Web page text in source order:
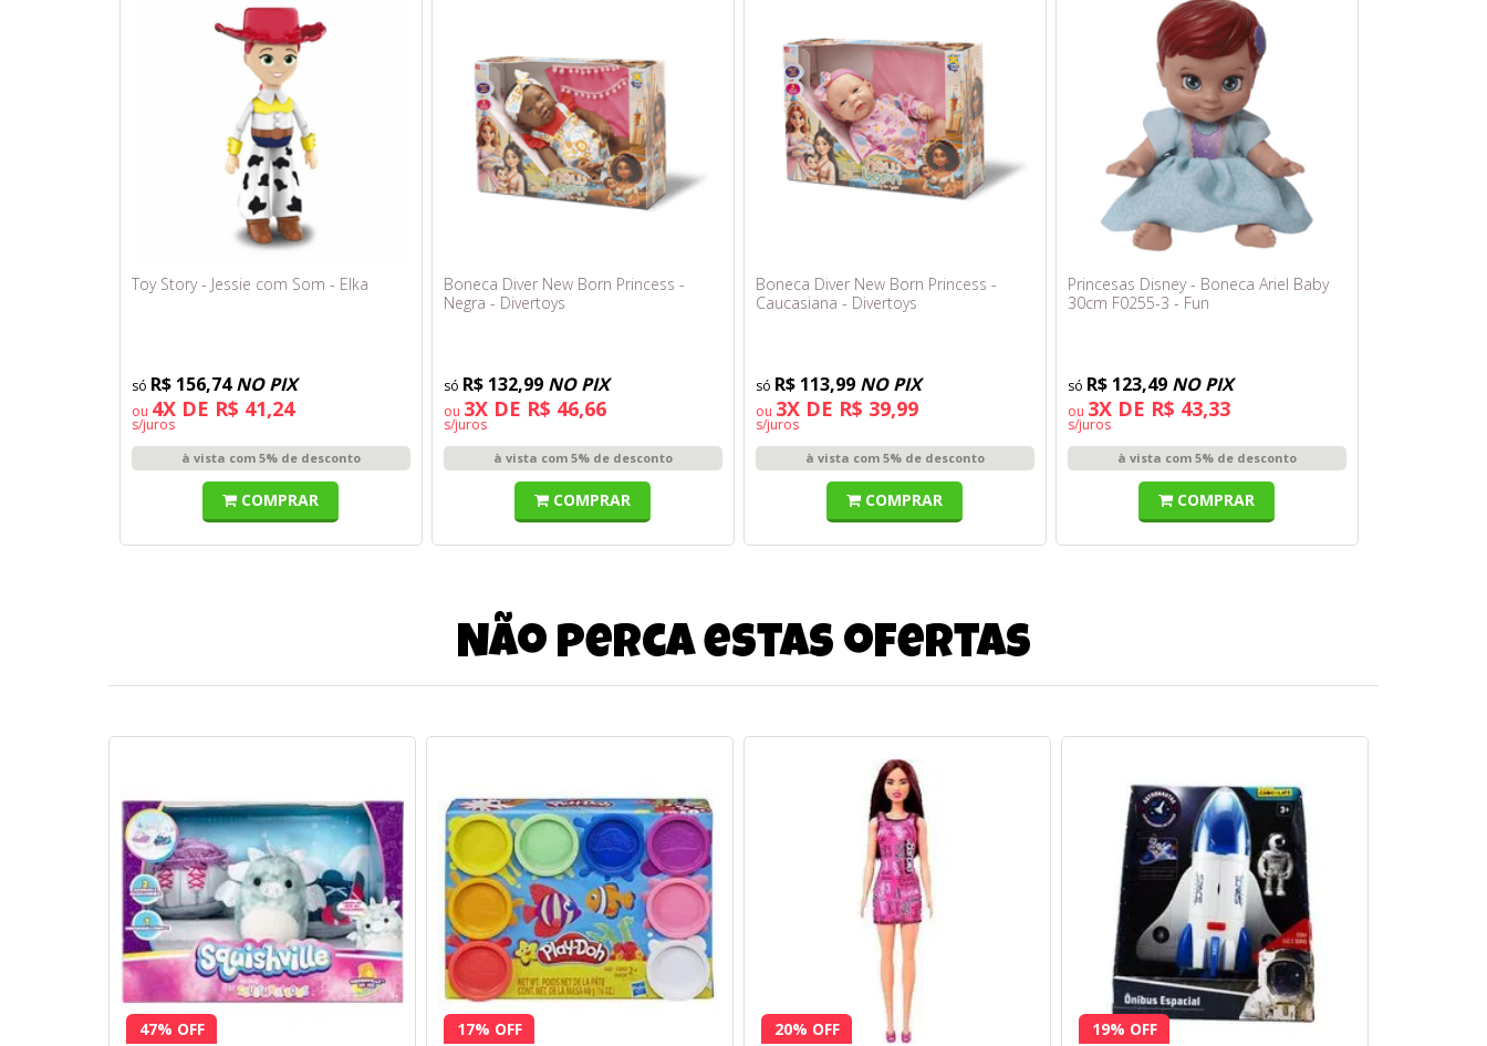
Toy Story - Jessie com Som - Elka
R$ 156,74NO PIX
ou 4X DE R$ 41,24
s/juros
à vista com 5% de desconto
COMPRAR
Boneca Diver New Born Princess -
Negra - Divertoys
R$ 132,99 NO PIX
ou 3X DE R$ 46,66
s/juros
à vista com 5% de desconto
COMPRAR
Boneca Diver New Born Princess -
Caucasiana - Divertoys
R$ 113,99 NO PIX
ou 3X DE R$ 39,99
s/juros
à vista com 5% de desconto
COMPRAR
Princesas Disney - Boneca Ariel Baby
30cm F0255-3 - Fun
R$ 123,49 NO PIX
ou 3X DE R$ 43,33
s/juros
à vista com 5% de desconto
COMPRAR
Não perca estas ofertas
47% OFF
17% OFF
20% OFF
19% OFF